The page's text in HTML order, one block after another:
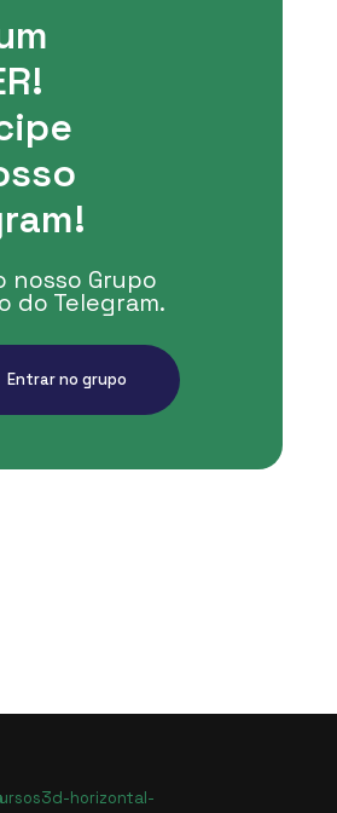
nosso Grupo
do Telegram.
Entrar no grupo